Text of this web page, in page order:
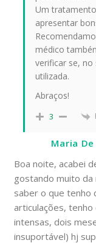
Um
apresentar
médico
verificar se, no
utilizada.
Abraços!
3
Maria
Boa noite, acabei
gostando muito
saber o que tenho
articulações,
intensas, dois
insuportável) hj